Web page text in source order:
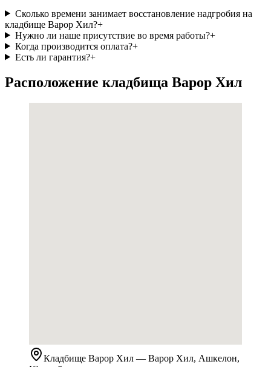
Сколько времени занимает восстановление надгробия на
кладбище Варор Хил?+
Нужно ли наше присутствие во время работы?+
Когда производится оплата?+
Есть ли гарантия?+
Расположение кладбища Варор Хил
Кладбище Варор Хил — Варор Хил, Ашкелон,